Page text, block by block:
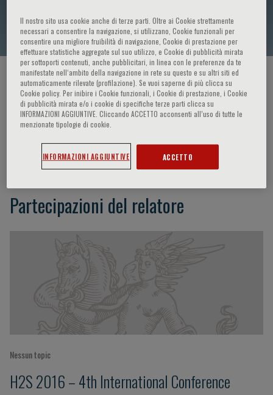
H. Van Goor
HOME PAGE / CORSI ED EVENTI / RELATORE
H. Van Goor
Partecipazioni del relatore
Nessun topic
H2S 2016 – 4th International Conference
Il nostro sito usa cookie anche di terze parti. Oltre ai Cookie strettamente
necessari a consentire la navigazione, si utilizzano, Cookie funzionali per
consentire una migliore fruibilità di navigazione, Cookie di prestazione per
effettuare statistiche aggregate sul suo utilizzo, e Cookie di pubblicità mirata
per sottoporti contenuti, anche pubblicitari, in linea con le preferenze da te
manifestate nell‘ambito della navigazione in rete su questo e su altri siti ed
automaticamente rilevate (profilazione). Se vuoi saperne di più clicca su
Cookie policy. Per inibire i Cookie funzionali, i Cookie di prestazione, i Cookie
di pubblicità mirata e/o i cookie di specifiche terze parti clicca su
INFORMAZIONI AGGIUNTIVE. Cliccando ACCETTO acconsenti all’uso di tutte le
menzionate tipologie di cookie.
INFORMAZIONI AGGIUNTIVE ACCETTO